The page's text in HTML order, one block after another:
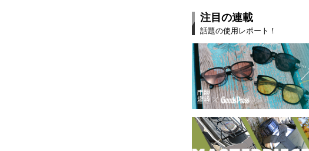
注目の連載
話題の使用レポート！